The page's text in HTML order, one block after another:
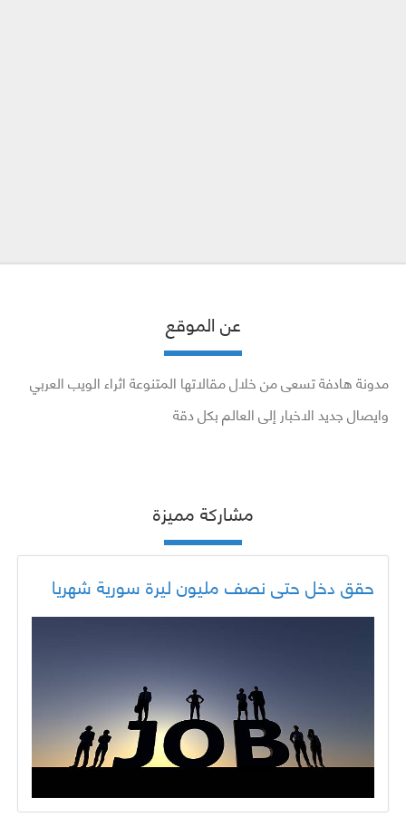
عن الموقع
مدونة هادفة تسعى من خلال مقالاتها المتنوعة اثراء الويب العربي
وايصال جديد الاخبار إلى العالم بكل دقة
مشاركة مميزة
حقق دخل حتى نصف مليون ليرة سورية شهريا